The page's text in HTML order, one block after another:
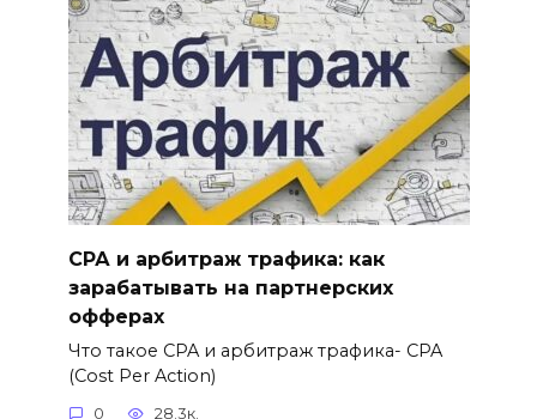
СРА и арбитраж трафика: как
зарабатывать на партнерских
офферах
Что такое CPA и арбитраж трафика- CPA
(Cost Per Action)
0 28.3к.